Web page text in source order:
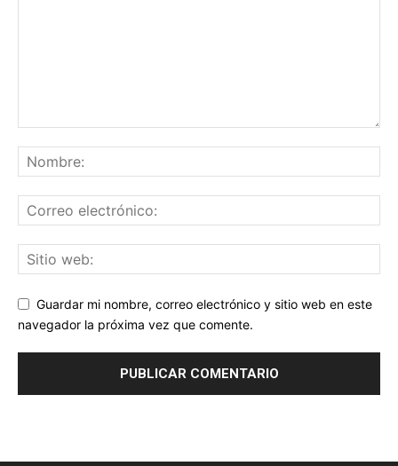
Guardar mi nombre, correo electrónico y sitio web en este
navegador la próxima vez que comente.